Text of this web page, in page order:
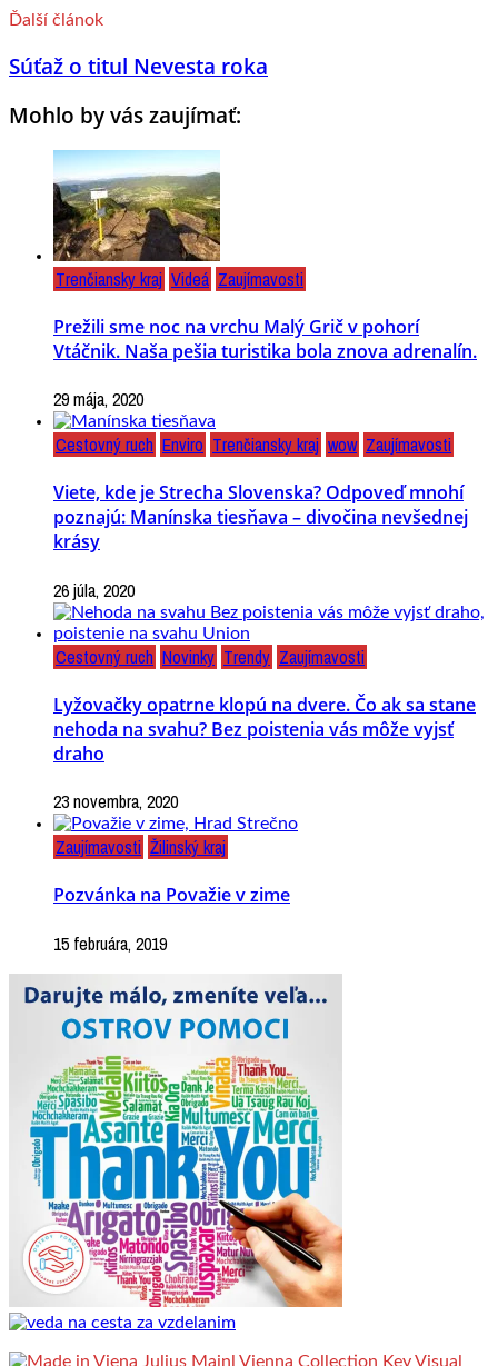
Ďalší článok
Súťaž o titul Nevesta roka
Mohlo by vás zaujímať:
Trenčiansky kraj Videá Zaujímavosti
Prežili sme noc na vrchu Malý Grič v pohorí
Vtáčnik. Naša pešia turistika bola znova adrenalín.
29 mája, 2020
Cestovný ruch Enviro Trenčiansky kraj wow Zaujímavosti
Viete, kde je Strecha Slovenska? Odpoveď mnohí
poznajú: Manínska tiesňava – divočina nevšednej
krásy
26 júla, 2020
Cestovný ruch Novinky Trendy Zaujímavosti
Lyžovačky opatrne klopú na dvere. Čo ak sa stane
nehoda na svahu? Bez poistenia vás môže vyjsť
draho
23 novembra, 2020
Zaujímavosti Žilinský kraj
Pozvánka na Považie v zime
15 februára, 2019